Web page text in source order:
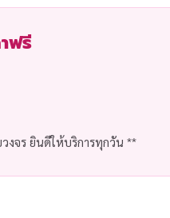
ฟรี
งจร ยินดีให้บริการทุกวัน **